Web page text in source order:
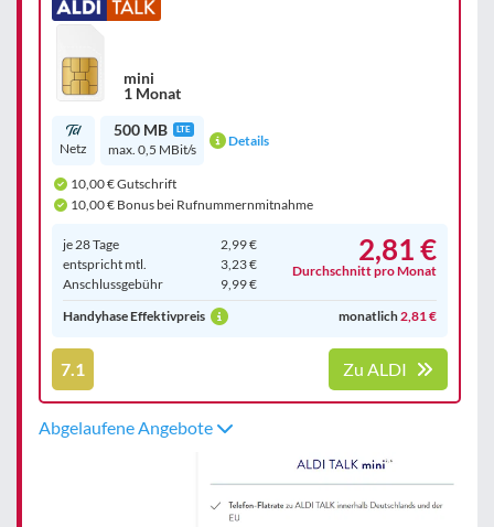
mini
1 Monat
Netz
500 MB LTE
max. 0,5 MBit/s
Details
10,00 € Gutschrift
10,00 € Bonus bei Rufnummernmitnahme
je 28 Tage
2,99 €
entspricht mtl.
3,23 €
Anschluss­gebühr
9,99 €
2,81 €
Durchschnitt pro Monat
Handyhase Effektivpreis monatlich2,81 €
7.1 Zu ALDI
Abgelaufene Angebote